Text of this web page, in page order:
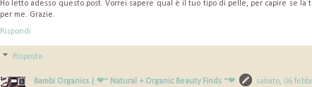
Ho letto adesso questo post. Vorrei sapere qual è il tuo tipo di pelle, per capire se la
per me. Grazie.
Rispondi
Risposte
Bambi Organics | ❤~ Natural + Organic Beauty Finds ~❤
sabato, 06